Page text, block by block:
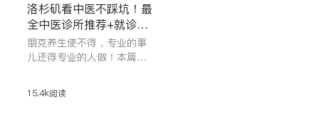
洛杉矶看中医不踩坑！最
全中医诊所推荐+就诊注
意事项
朋克养生使不得，专业的事
儿还得专业的人做！本篇文
迎的中医诊所，涵盖综合中
医机构、专科诊所及用户评
15.4k阅读